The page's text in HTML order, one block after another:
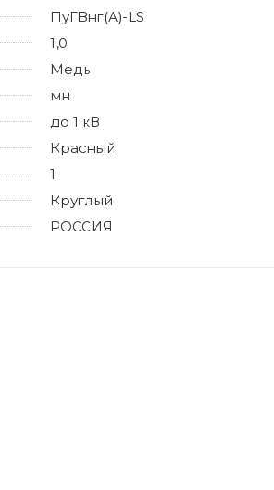
ПуГВнг(А)-LS
1,0
Медь
мн
до 1 кВ
Красный
1
Круглый
РОССИЯ